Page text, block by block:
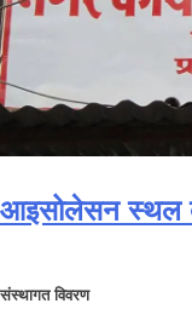
आइसोलेसन स्थल
संस्थागत विवरण